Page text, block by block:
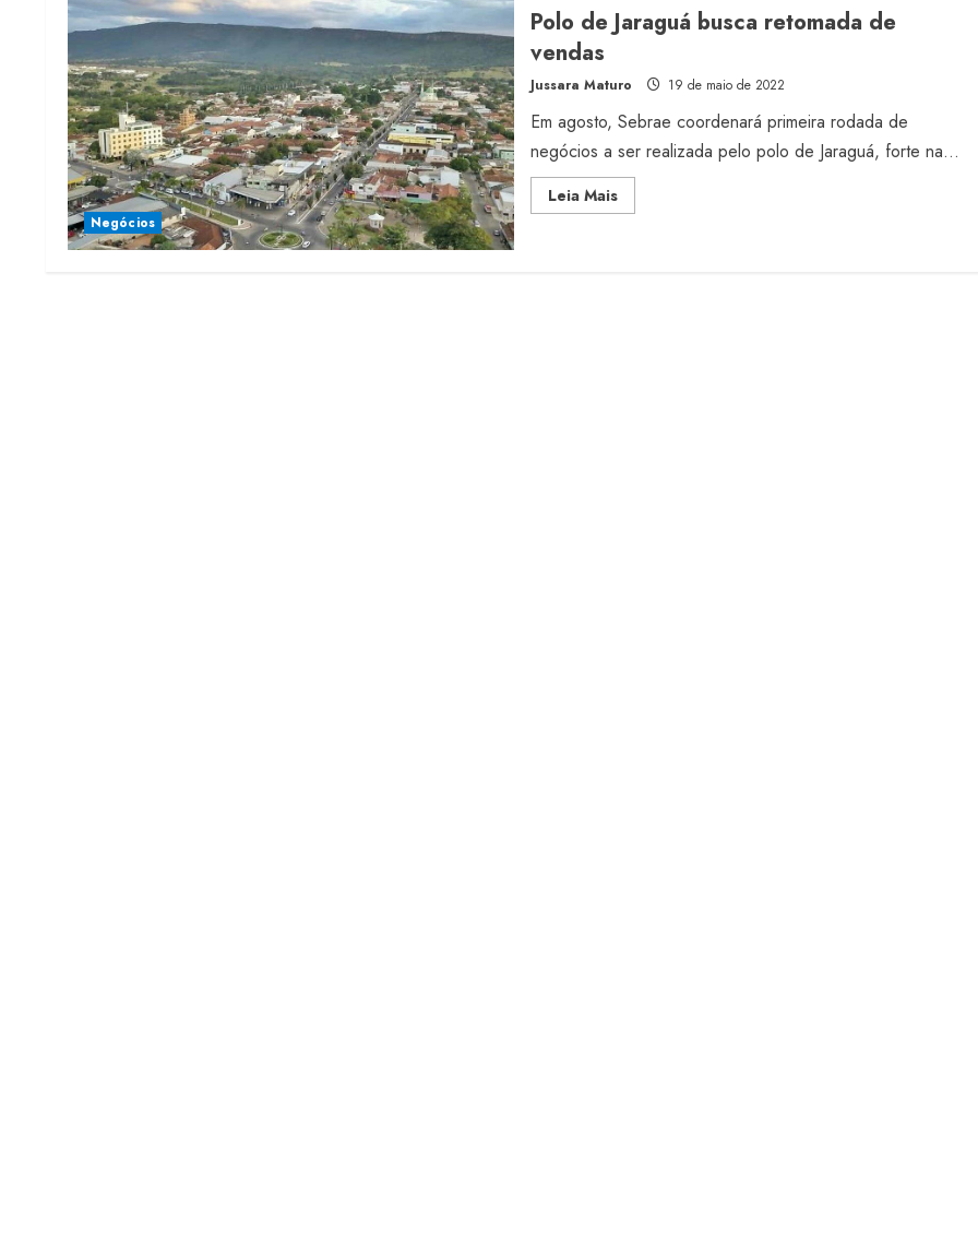
Negócios
Polo de Jaraguá busca retomada de
vendas
Jussara Maturo 19 de maio de 2022
Em agosto, Sebrae coordenará primeira rodada de
negócios a ser realizada pelo polo de Jaraguá, forte na...
Leia MaisRead
more